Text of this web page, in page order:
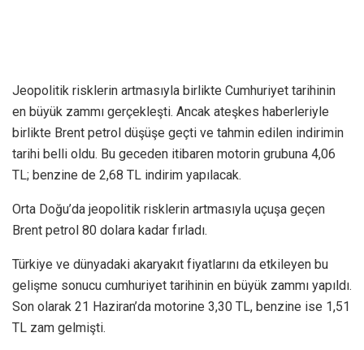
Jeopolitik risklerin artmasıyla birlikte Cumhuriyet tarihinin
en büyük zammı gerçekleşti. Ancak ateşkes haberleriyle
birlikte Brent petrol düşüşe geçti ve tahmin edilen indirimin
tarihi belli oldu. Bu geceden itibaren motorin grubuna 4,06
TL; benzine de 2,68 TL indirim yapılacak.
Orta Doğu’da jeopolitik risklerin artmasıyla uçuşa geçen
Brent petrol 80 dolara kadar fırladı.
Türkiye ve dünyadaki akaryakıt fiyatlarını da etkileyen bu
gelişme sonucu cumhuriyet tarihinin en büyük zammı yapıldı.
Son olarak 21 Haziran’da motorine 3,30 TL, benzine ise 1,51
TL zam gelmişti.